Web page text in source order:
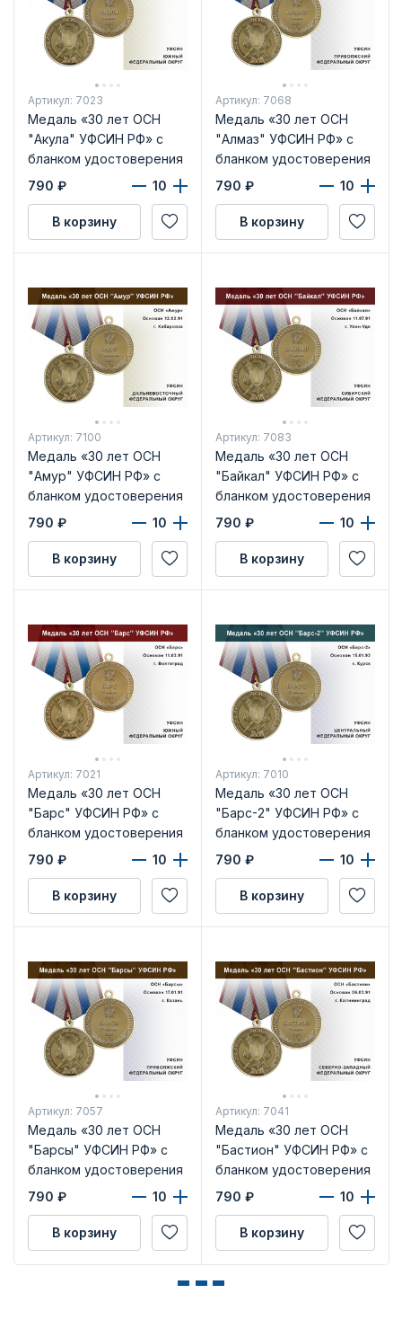
Артикул: 7023
Медаль «30 лет ОСН
"Акула" УФСИН РФ» с
бланком удостоверения
790 ₽
В корзину
Артикул: 7068
Медаль «30 лет ОСН
"Алмаз" УФСИН РФ» с
бланком удостоверения
790 ₽
В корзину
Артикул: 7100
Медаль «30 лет ОСН
"Амур" УФСИН РФ» с
бланком удостоверения
790 ₽
В корзину
Артикул: 7083
Медаль «30 лет ОСН
"Байкал" УФСИН РФ» с
бланком удостоверения
790 ₽
В корзину
Артикул: 7021
Медаль «30 лет ОСН
"Барс" УФСИН РФ» с
бланком удостоверения
790 ₽
В корзину
Артикул: 7010
Медаль «30 лет ОСН
"Барс-2" УФСИН РФ» с
бланком удостоверения
790 ₽
В корзину
Артикул: 7057
Медаль «30 лет ОСН
"Барсы" УФСИН РФ» с
бланком удостоверения
790 ₽
В корзину
Артикул: 7041
Медаль «30 лет ОСН
"Бастион" УФСИН РФ» с
бланком удостоверения
790 ₽
В корзину